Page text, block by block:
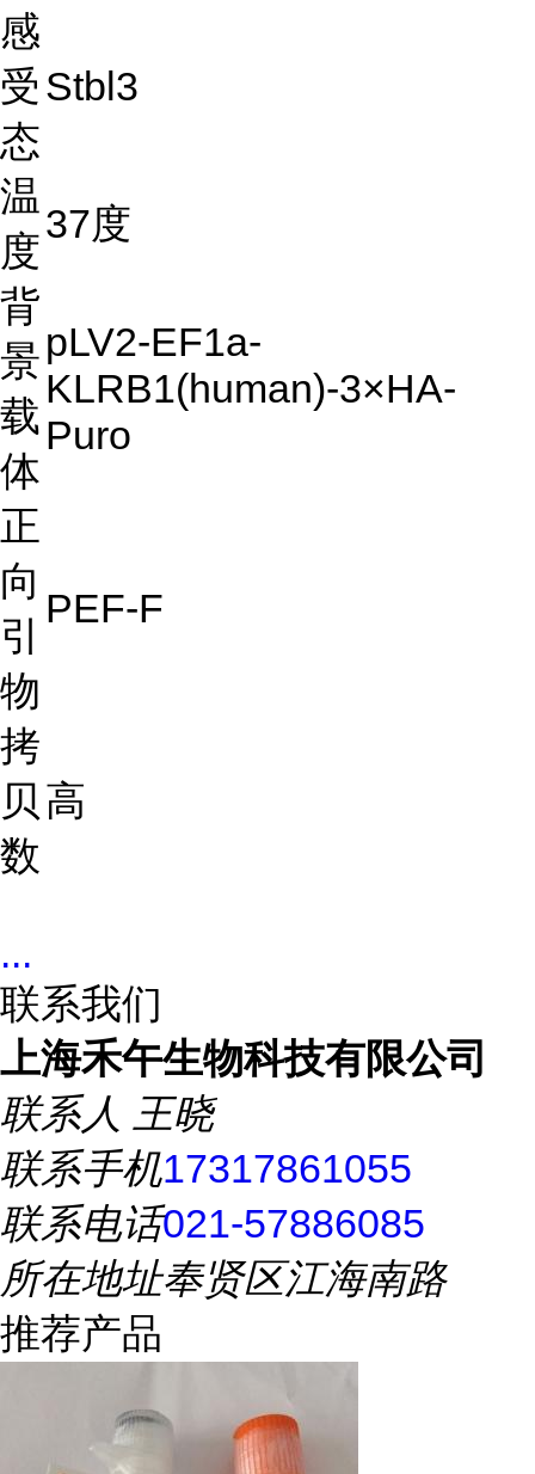
感
受
态
Stbl3
温
度
37度
背
景
载
体
pLV2-EF1a-
KLRB1(human)-3×HA-
Puro
正
向
引
物
PEF-F
拷
贝
数
高
...
联系我们
上海禾午生物科技有限公司
联系人 王晓
联系手机17317861055
联系电话021-57886085
所在地址奉贤区江海南路
推荐产品